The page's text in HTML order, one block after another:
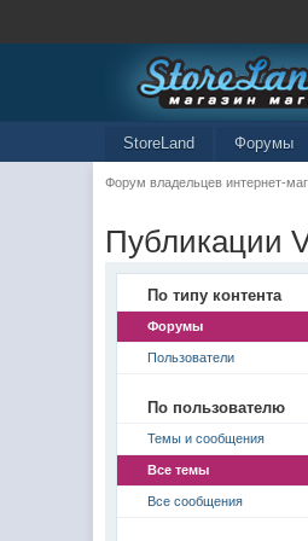
StoreLand Форумы
Форум владельцев интернет-
Публикации
По типу контента
Форумы
Пользователи
По пользователю
Темы и сообщения
Все темы
Все сообщения